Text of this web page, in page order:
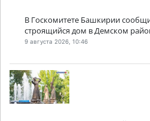
В Госкомитете Башкирии
строящийся дом в Демском
9 августа 2026, 10:46